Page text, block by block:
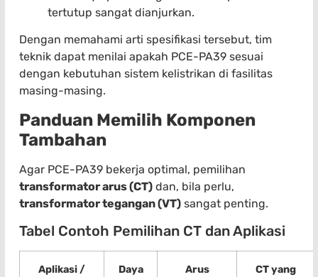
tertutup sangat dianjurkan.
Dengan memahami arti spesifikasi tersebut, tim
teknik dapat menilai apakah PCE-PA39 sesuai
dengan kebutuhan sistem kelistrikan di fasilitas
masing-masing.
Panduan Memilih Komponen
Tambahan
Agar PCE-PA39 bekerja optimal, pemilihan
transformator arus (CT) dan, bila perlu,
transformator tegangan (VT) sangat penting.
Tabel Contoh Pemilihan CT dan Aplikasi
Aplikasi /
Daya
Arus
CT yang